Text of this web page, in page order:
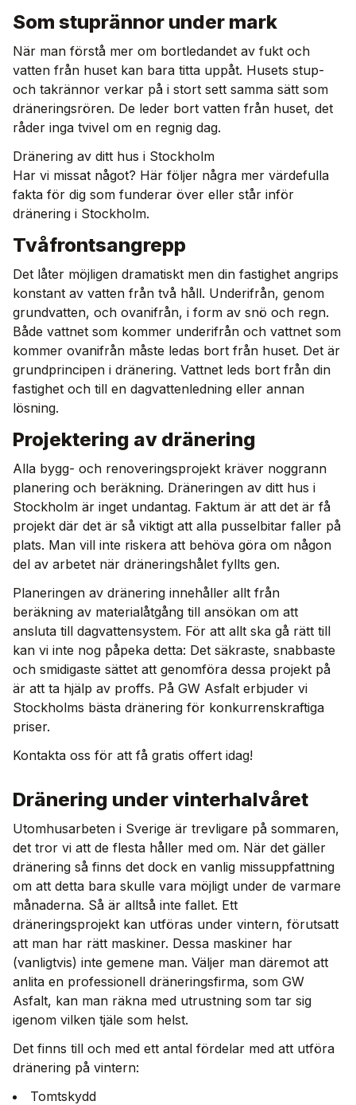
Som stuprännor under mark
När man förstå mer om bortledandet av fukt och
vatten från huset kan bara titta uppåt. Husets stup-
och takrännor verkar på i stort sett samma sätt som
dräneringsrören. De leder bort vatten från huset, det
råder inga tvivel om en regnig dag.
Dränering av ditt hus i Stockholm
Har vi missat något? Här följer några mer värdefulla
fakta för dig som funderar över eller står inför
dränering i Stockholm.
Tvåfrontsangrepp
Det låter möjligen dramatiskt men din fastighet angrips
konstant av vatten från två håll. Underifrån, genom
grundvatten, och ovanifrån, i form av snö och regn.
Både vattnet som kommer underifrån och vattnet som
kommer ovanifrån måste ledas bort från huset. Det är
grundprincipen i dränering. Vattnet leds bort från din
fastighet och till en dagvattenledning eller annan
lösning.
Projektering av dränering
Alla bygg- och renoveringsprojekt kräver noggrann
planering och beräkning. Dräneringen av ditt hus i
Stockholm är inget undantag. Faktum är att det är få
projekt där det är så viktigt att alla pusselbitar faller på
plats. Man vill inte riskera att behöva göra om någon
del av arbetet när dräneringshålet fyllts gen.
Planeringen av dränering innehåller allt från
beräkning av materialåtgång till ansökan om att
ansluta till dagvattensystem. För att allt ska gå rätt till
kan vi inte nog påpeka detta: Det säkraste, snabbaste
och smidigaste sättet att genomföra dessa projekt på
är att ta hjälp av proffs. På GW Asfalt erbjuder vi
Stockholms bästa dränering för konkurrenskraftiga
priser.
Kontakta oss för att få gratis offert idag!
Dränering under vinterhalvåret
Utomhusarbeten i Sverige är trevligare på sommaren,
det tror vi att de flesta håller med om. När det gäller
dränering så finns det dock en vanlig missuppfattning
om att detta bara skulle vara möjligt under de varmare
månaderna. Så är alltså inte fallet. Ett
dräneringsprojekt kan utföras under vintern, förutsatt
att man har rätt maskiner. Dessa maskiner har
(vanligtvis) inte gemene man. Väljer man däremot att
anlita en professionell dräneringsfirma, som GW
Asfalt, kan man räkna med utrustning som tar sig
igenom vilken tjäle som helst.
Det finns till och med ett antal fördelar med att utföra
dränering på vintern:
Tomtskydd